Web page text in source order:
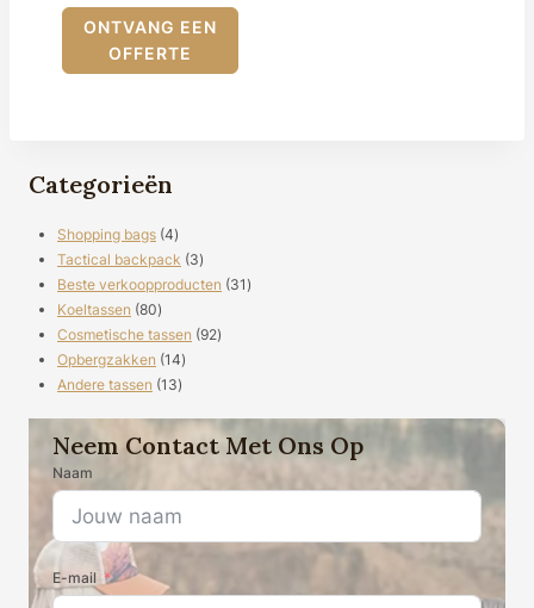
ONTVANG EEN
OFFERTE
Categorieën
Shopping bags 44
producten
Tactical backpack 33
producten
Beste verkoopproducten 31 31
Koeltassen 8080
producten
Cosmetische tassen 9292
Opbergzakken 1414
producten
Andere tassen 1313
Neem Contact Met Ons Op
Naam
E-mail